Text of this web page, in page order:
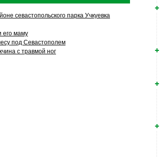
севастопольского парка Учкуевка
его маму
под Севастополем
с травмой ног